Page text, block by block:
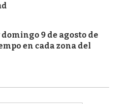
9 de agosto de
en cada zona del